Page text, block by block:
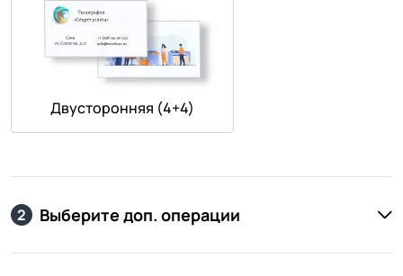
Двусторонняя (4+4)
2 Выберите доп. операции